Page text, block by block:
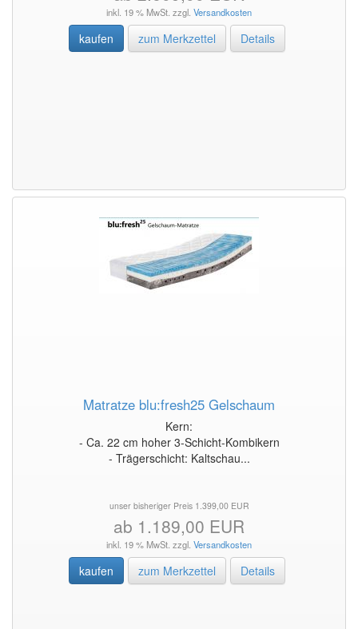
inkl. 19 % MwSt. zzgl. Versandkosten
kaufen zum Merkzettel Details
Matratze blu:fresh25 Gelschaum
Kern:
- Ca. 22 cm hoher 3-Schicht-Kombikern
- Trägerschicht: Kaltschau...
unser bisheriger Preis 1.399,00 EUR
ab 1.189,00 EUR
inkl. 19 % MwSt. zzgl. Versandkosten
kaufen zum Merkzettel Details